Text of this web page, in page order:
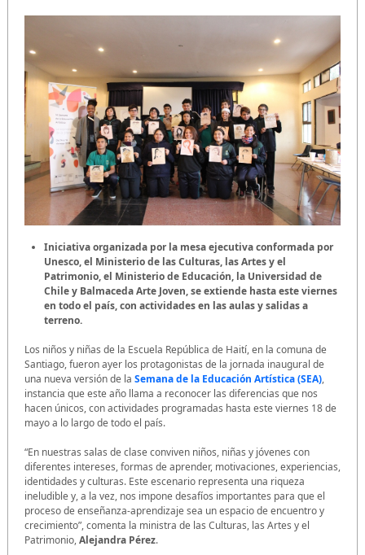
Iniciativa organizada por la mesa ejecutiva conformada por
Unesco, el Ministerio de las Culturas, las Artes y el
Patrimonio, el Ministerio de Educación, la Universidad de
Chile y Balmaceda Arte Joven, se extiende hasta este viernes
en todo el país, con actividades en las aulas y salidas a
terreno.
Los niños y niñas de la Escuela República de Haití, en la comuna de
Santiago, fueron ayer los protagonistas de la jornada inaugural de
una nueva versión de la Semana de la Educación Artística (SEA),
instancia que este año llama a reconocer las diferencias que nos
hacen únicos, con actividades programadas hasta este viernes 18 de
mayo a lo largo de todo el país.
“En nuestras salas de clase conviven niños, niñas y jóvenes con
diferentes intereses, formas de aprender, motivaciones, experiencias,
identidades y culturas. Este escenario representa una riqueza
ineludible y, a la vez, nos impone desafíos importantes para que el
proceso de enseñanza-aprendizaje sea un espacio de encuentro y
crecimiento”, comenta la ministra de las Culturas, las Artes y el
Patrimonio,Alejandra Pérez.